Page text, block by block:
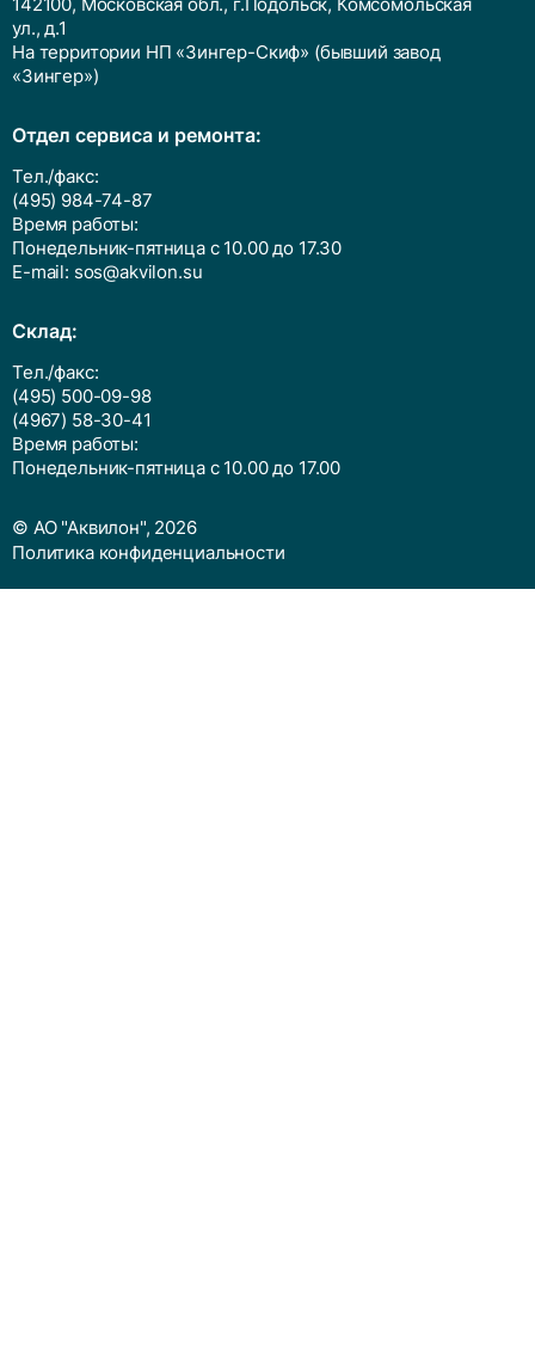
142100, Московская обл., г.Подольск, Комсомольская
ул., д.1
На территории НП «Зингер-Скиф» (бывший завод
«Зингер»)
Отдел сервиса и ремонта:
Тел./факс:
(495) 984-74-87
Время работы:
Понедельник-пятница с 10.00 до 17.30
E-mail: sos@akvilon.su
Cклад:
Тел./факс:
(495) 500-09-98
(4967) 58-30-41
Время работы:
Понедельник-пятница с 10.00 до 17.00
© АО "Аквилон", 2026
Политика конфиденциальности